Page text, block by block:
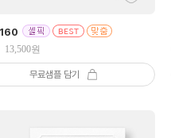
160
13,500원
무료샘플 담기